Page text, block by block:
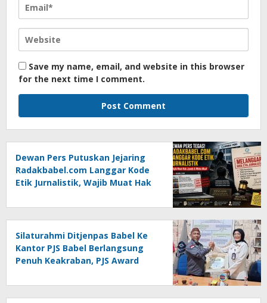
Save my name, email, and website in this browser
for the next time I comment.
Dewan Pers Putuskan Jejaring
Radakbabel.com Langgar Kode
Etik Jurnalistik, Wajib Muat Hak
Silaturahmi Ditjenpas Babel Ke
Kantor PJS Babel Berlangsung
Penuh Keakraban, PJS Award
Agustina